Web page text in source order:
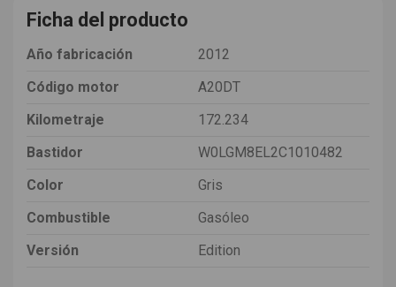
Ficha del producto
Año fabricación
2012
Código motor
A20DT
Kilometraje
172.234
Bastidor
W0LGM8EL2C1010482
Color
Gris
Combustible
Gasóleo
Versión
Edition